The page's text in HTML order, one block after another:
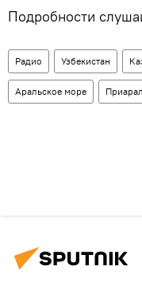
Подробности
Радио Узбекистан
Аральское море